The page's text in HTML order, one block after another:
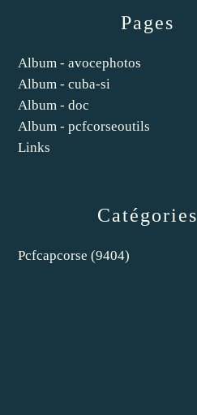
Catégories
Pcfcapcorse (9404)
Pages
Album - avocephotos
Album - cuba-si
Album - doc
Album - pcfcorseoutils
Links